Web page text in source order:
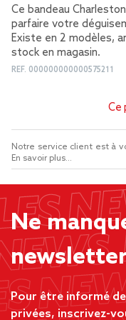
Ce bandeau
parfaire votre
Existe en 2 modèles,
stock en magasin.
REF. 000000000000575211
Ce
Notre service client est à
En savoir plus...
Ne
Pour être informé
privées, inscrivez-